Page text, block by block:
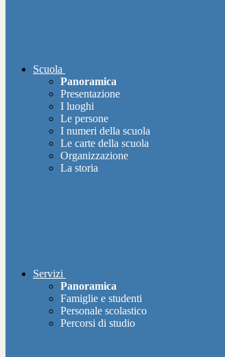
Scuola
Panoramica
Presentazione
I luoghi
Le persone
I numeri della scuola
Le carte della scuola
Organizzazione
La storia
Servizi
Panoramica
Famiglie e studenti
Personale scolastico
Percorsi di studio